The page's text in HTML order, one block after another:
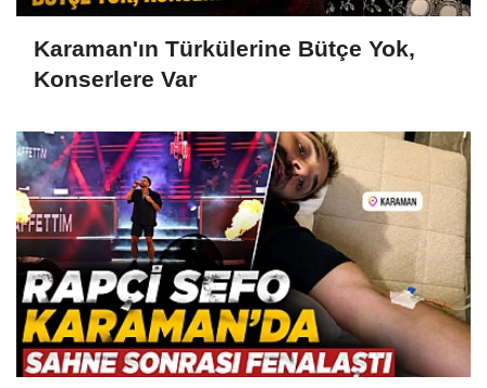
Karaman'ın Türkülerine Bütçe Yok,
Konserlere Var